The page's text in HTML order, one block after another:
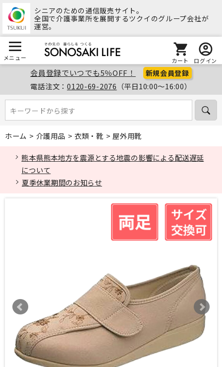
シニアのための通信販売サイト。
全国で介護事業所を展開するツクイのグループ会社が
運営。
メニュー カート ログイン
会員登録でいつでも5％OFF！ 新規会員登録
電話注文：0120-69-2076 （平日10:00～16:00）
キーワードから探す
キーワードから探す
ホーム > 介護用品 > 衣類・靴 > 屋外用靴
熊本県熊本地方を震源とする地震の影響による配送遅延
について
夏季休業期間のお知らせ